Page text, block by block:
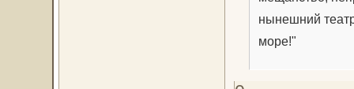
нынешний
море!"